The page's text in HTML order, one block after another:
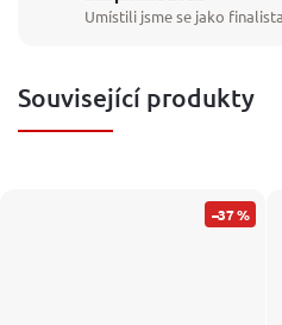
Umístili jsme se jako
Související produkty
–37 %